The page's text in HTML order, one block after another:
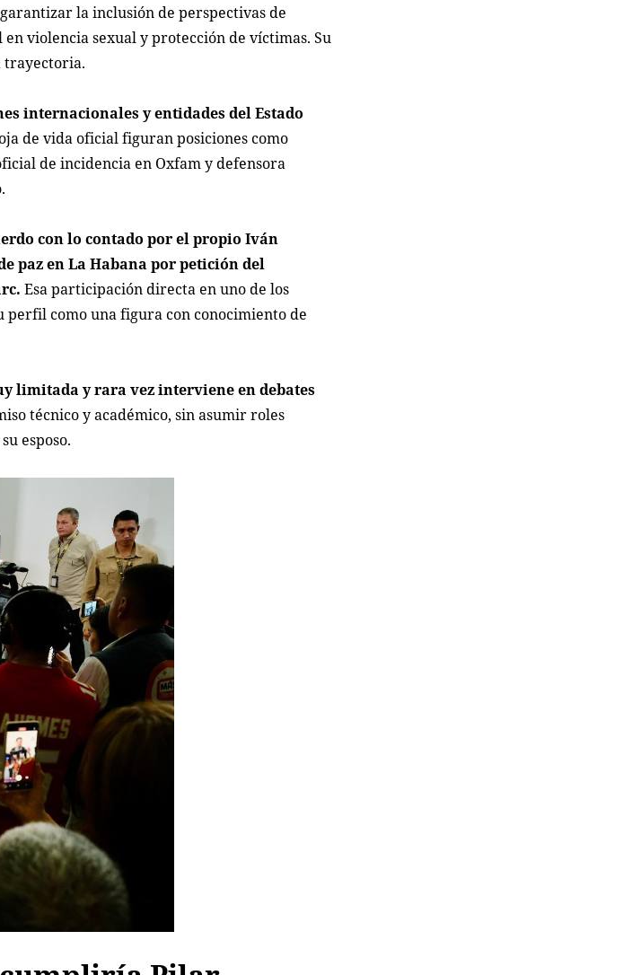
la inclusión de perspectivas de
violencia sexual y protección de víctimas. Su
trayectoria.
internacionales y entidades del Estado
de vida oficial figuran posiciones como
de incidencia en Oxfam y defensora
con lo contado por el propio Iván
paz en La Habana por petición del
Esa participación directa en uno de los
como una figura con conocimiento de
limitada y rara vez interviene en debates
técnico y académico, sin asumir roles
esposo.